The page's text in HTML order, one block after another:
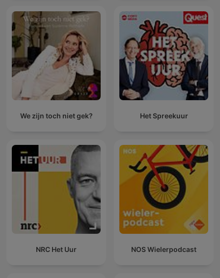
We zijn toch niet gek? Het Spreekuur
NRC Het Uur NOS Wielerpodcast